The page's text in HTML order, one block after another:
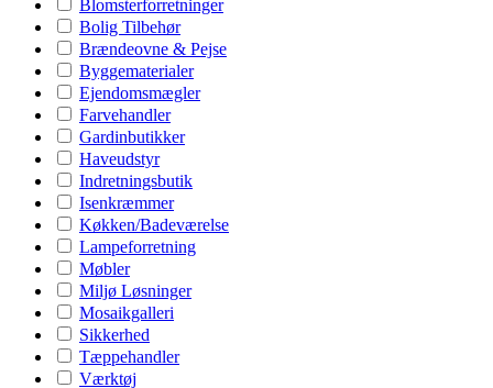
Blomsterforretninger
Bolig Tilbehør
Brændeovne & Pejse
Byggematerialer
Ejendomsmægler
Farvehandler
Gardinbutikker
Haveudstyr
Indretningsbutik
Isenkræmmer
Køkken/Badeværelse
Lampeforretning
Møbler
Miljø Løsninger
Mosaikgalleri
Sikkerhed
Tæppehandler
Værktøj